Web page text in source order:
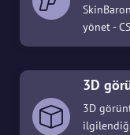
yönet -
3D
3D